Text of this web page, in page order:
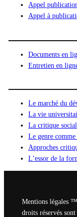
Appel
Appel à
Documents en
Entretien en
Le marché du
La vie
La critique
Le genre comme
Approches
L’essor de la
Mentions légales
droits réservés